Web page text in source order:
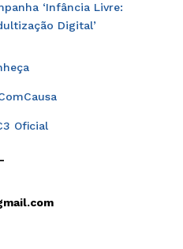
‘Infância Livre:
Digital’
Oficial